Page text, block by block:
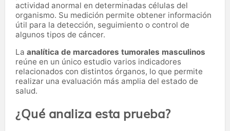
actividad anormal en determinadas células del
organismo. Su medición permite obtener información
útil para la detección, seguimiento o control de
algunos tipos de cáncer.
La analítica de marcadores tumorales masculinos
reúne en un único estudio varios indicadores
relacionados con distintos órganos, lo que permite
realizar una evaluación más amplia del estado de
salud.
¿Qué analiza esta prueba?